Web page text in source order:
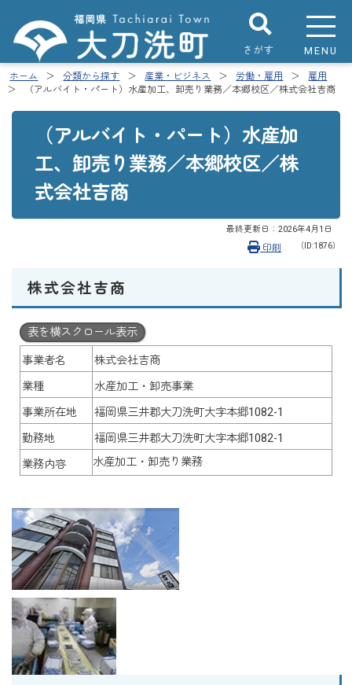
さがす MENU
ホーム 分類から探す 産業・ビジネス 労働・雇用
雇用
（アルバイト・パート）水産加工、卸売り業務／本郷校区／株式会社吉商
（アルバイト・パート）水産加
工、卸売り業務／本郷校区／株
式会社吉商
最終更新日： 2026年4月1日
（ID:1876）
印刷
株式会社吉商
表を横スクロール表示
事業者名
株式会社吉商
業種
水産加工・卸売事業
事業所在地
福岡県三井郡大刀洗町大字本郷1082-1
勤務地
福岡県三井郡大刀洗町大字本郷1082-1
業務内容
水産加工・卸売り業務